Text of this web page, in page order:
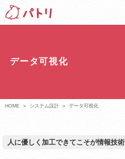
データ可視化
HOME システム設計 データ可視化
人に優しく加工できてこそが情報技術